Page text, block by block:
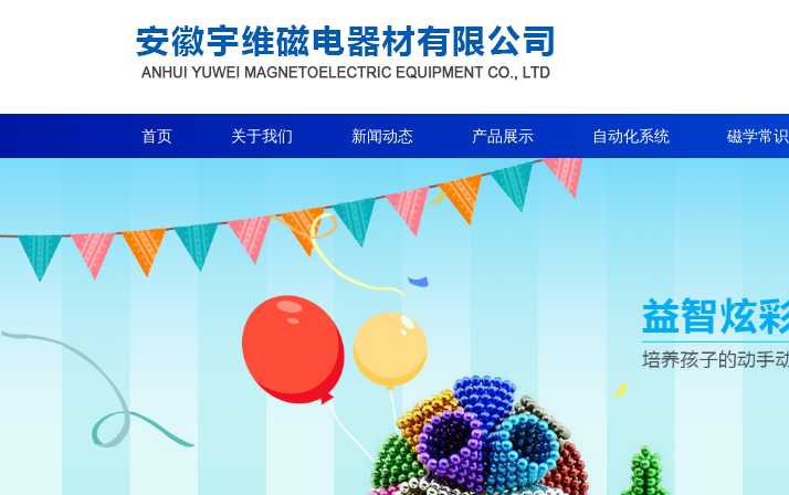
首页 关于我们 新闻动态 产品展示 自动化系统 磁学常识